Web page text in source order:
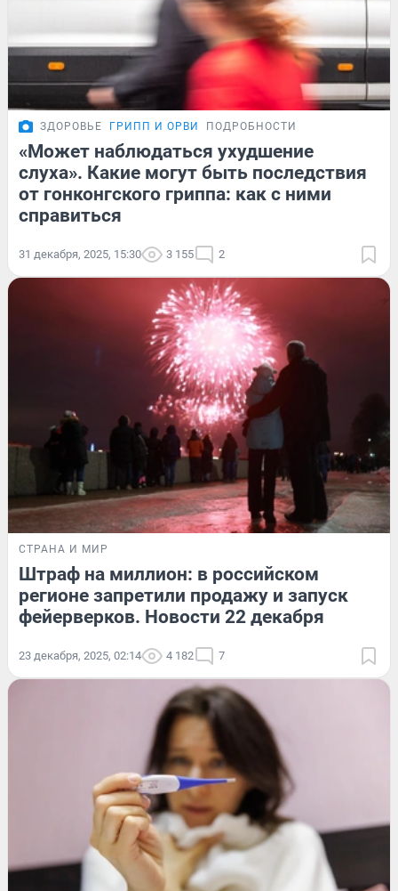
ЗДОРОВЬЕ ГРИПП И ОРВИ ПОДРОБНОСТИ
«Может наблюдаться ухудшение
слуха». Какие могут быть последствия
от гонконгского гриппа: как с ними
справиться
31 декабря, 2025, 15:30 3 155 2
СТРАНА И МИР
Штраф на миллион: в российском
регионе запретили продажу и запуск
фейерверков. Новости 22 декабря
23 декабря, 2025, 02:14 4 182 7